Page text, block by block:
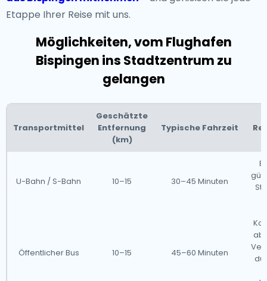
Etappe Ihrer Reise mit uns.
Möglichkeiten, vom Flughafen
Bispingen ins Stadtzentrum zu
gelangen
Transportmittel
Geschätzte
Entfernung
(km)
Typische Fahrzeit
U-Bahn / S-Bahn 10–15 30–45 Minuten
Öffentlicher Bus 10–15 45–60 Minuten